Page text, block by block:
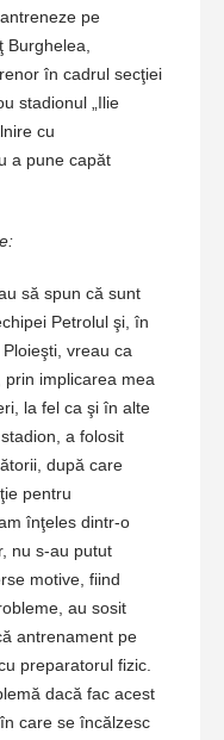
pe
în cadrul secţiei
stadionul „Ilie
cu
a pune capăt
să spun că sunt
Petrolul şi, în
vreau ca
implicarea mea
la fel ca şi în alte
a folosit
după care
pentru
înţeles dintr-o
nu s-au putut
motive, fiind
au sosit
antrenament pe
preparatorul fizic.
dacă fac acest
care se încălzesc